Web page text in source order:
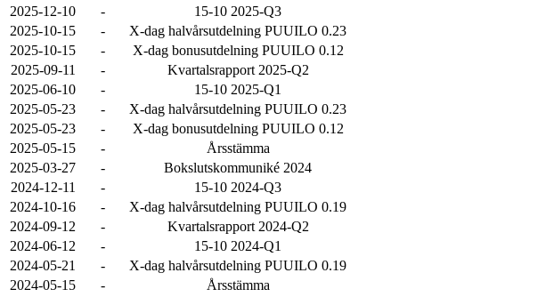
2025-12-10
-
15-10 2025-Q3
2025-10-15
-
X-dag halvårsutdelning PUUILO 0.23
2025-10-15
-
X-dag bonusutdelning PUUILO 0.12
2025-09-11
-
Kvartalsrapport 2025-Q2
2025-06-10
-
15-10 2025-Q1
2025-05-23
-
X-dag halvårsutdelning PUUILO 0.23
2025-05-23
-
X-dag bonusutdelning PUUILO 0.12
2025-05-15
-
Årsstämma
2025-03-27
-
Bokslutskommuniké 2024
2024-12-11
-
15-10 2024-Q3
2024-10-16
-
X-dag halvårsutdelning PUUILO 0.19
2024-09-12
-
Kvartalsrapport 2024-Q2
2024-06-12
-
15-10 2024-Q1
2024-05-21
-
X-dag halvårsutdelning PUUILO 0.19
2024-05-15
-
Årsstämma